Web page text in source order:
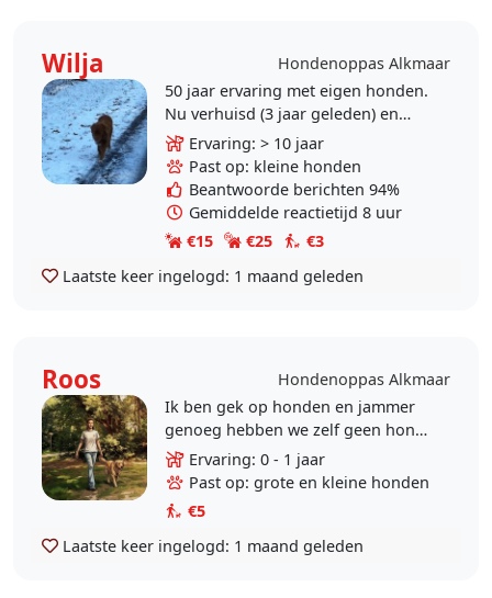
Wilja
Hondenoppas Alkmaar
50 jaar ervaring met eigen honden.
Nu verhuisd (3 jaar geleden) en
alleen gaand. Heb werk aan huis en
kan prima thuis oppassen en
uitlaten..
Ervaring: > 10 jaar
Past op: kleine honden
Beantwoorde berichten 94%
Gemiddelde reactietijd 8 uur
€15
€25
€3
Laatste keer ingelogd: 1 maand geleden
Roos
Hondenoppas Alkmaar
Ik ben gek op honden en jammer
genoeg hebben we zelf geen hond.
Afgelopen twee jaar heb ik in het
hondenpension van mijn tante
geholpen in de..
Ervaring: 0 - 1 jaar
Past op: grote en kleine honden
€5
Laatste keer ingelogd: 1 maand geleden